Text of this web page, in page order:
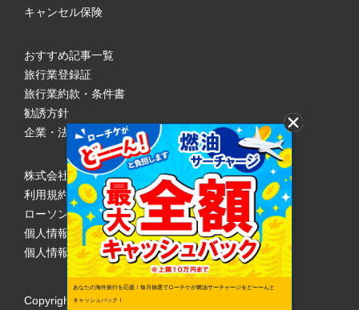
キャンセル保険
おすすめ記事一覧
旅行業登録証
旅行業約款・条件書
勧誘方針
企業・法人のみなさまへ
株式会社ローソンエンタテインメント
利用規約
ローソンWEB会員規約
個人情報の取り扱いについて
個人情報保護方針
Copyright © 1998 Lawson Entertainment, Inc.
あなたの海外旅行を応援！毎月抽選でローチケが燃油サーチャージをどーーんと
キャッシュバック！